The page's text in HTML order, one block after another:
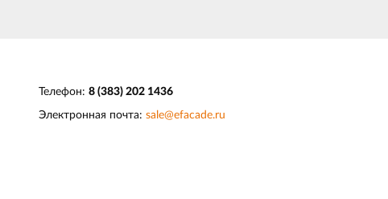
Телефон: 8 (383) 202 1436
Электронная почта: sale@efacade.ru